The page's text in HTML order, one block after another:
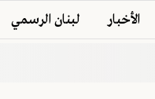
الأخبار لبنان الرسمي